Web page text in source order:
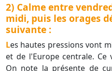
2) Calme entre
midi, puis les orages
suivante :
Les hautes pressions vont migrer en direction de l'Italie
et de l'Europe centrale. Ce
On note la présente de